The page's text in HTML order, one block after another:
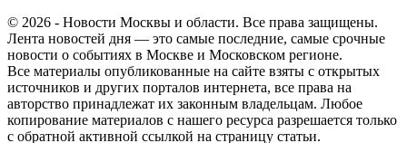
© 2026 - Новости Москвы и области. Все права защищены.
Лента новостей дня — это самые последние, самые срочные
новости о событиях в Москве и Московском регионе.
Все материалы опубликованные на сайте взяты с открытых
источников и других порталов интернета, все права на
авторство принадлежат их законным владельцам. Любое
копирование материалов с нашего ресурса разрешается только
с обратной активной ссылкой на страницу статьи.